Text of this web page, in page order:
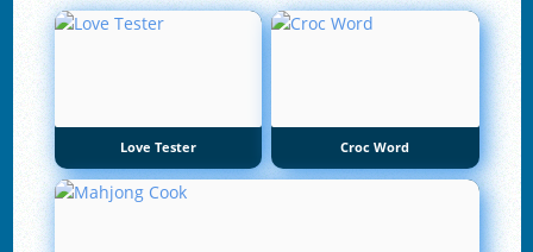
Love Tester Croc Word